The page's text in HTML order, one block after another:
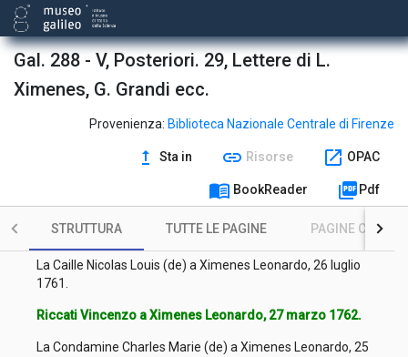
Gal. 288 - V, Posteriori. 29, Lettere di L.
Ximenes, G. Grandi ecc.
Provenienza: Biblioteca Nazionale Centrale di Firenze
upgrade Sta in link Risorse open_in_new OPAC
menu_book BookReader picture_as_pdf Pdf
STRUTTURA TUTTE LE PAGINE PAGINE CON
ottobre 1758.
Frisi Paolo a Ximenes Leonardo, 30 ottobre 1758.
La Caille Nicolas Louis (de) a Ximenes Leonardo, 26 febbraio
La Caille Nicolas Louis (de) a Ximenes Leonardo, 3 maggio
gennaio 1761.
La Caille Nicolas Louis (de) a Ximenes Leonardo, 26 luglio
1761.
Riccati Vincenzo a Ximenes Leonardo, 27 marzo 1762.
La Condamine Charles Marie (de) a Ximenes Leonardo, 25